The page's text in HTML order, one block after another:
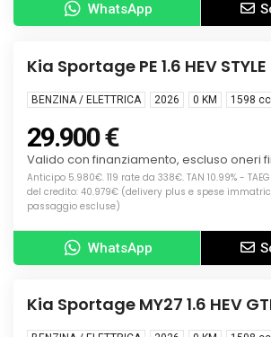
WhatsApp
KM0
Info
Kia Sportage PE 1.6 HEV STYLE
BENZINA / ELETTRICA 2026 0 KM 1598 cc
29.900 €
Valido con finanziamento, escluso oneri
Anticipo 5.980€. 119 rate da 338€. TAN 10.99% -
del credito: 40.979€ (delivery plus e spese
passaggio escluse)
WhatsApp
NUOVA
Info
Kia Sportage MY27 1.6 HEV